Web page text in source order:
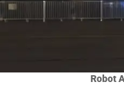
Robot